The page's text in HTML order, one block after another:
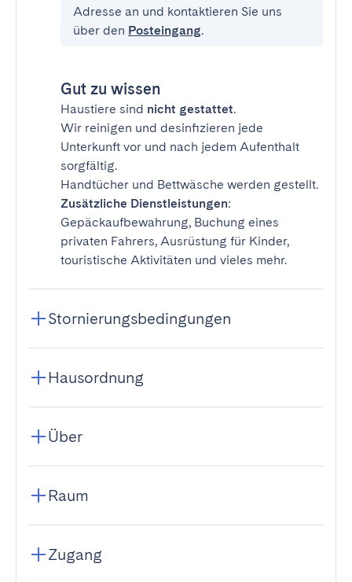
Adresse an und kontaktieren Sie uns
über den Posteingang.
Gut zu wissen
Haustiere sind nicht gestattet.
Wir reinigen und desinfizieren jede
Unterkunft vor und nach jedem Aufenthalt
sorgfältig.
Handtücher und Bettwäsche werden gestellt.
Zusätzliche Dienstleistungen:
Gepäckaufbewahrung, Buchung eines
privaten Fahrers, Ausrüstung für Kinder,
touristische Aktivitäten und vieles mehr.
Stornierungsbedingungen
Hausordnung
Über
Raum
Zugang